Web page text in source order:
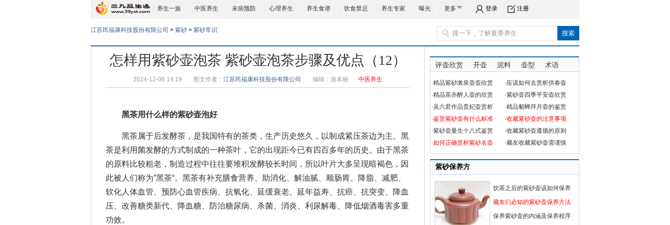
养生一族 中医养生 未病预防 心理养生 养生食谱 饮食禁忌 养生专家 曝光 更多 登录 注册
江苏民福康科技股份有限公司 > 紫砂 > 紫砂常识
怎样用紫砂壶泡茶 紫砂壶泡茶步骤及优点（12）
2024-12-06 14:19 图文作者： 江苏民福康科技股份有限公司 编辑： 游本丽 中医养生
黑茶用什么样的紫砂壶泡好
黑茶属于后发酵茶，是我国特有的茶类，生产历史悠久，以制成紧压茶边为主。黑
茶是利用菌发酵的方式制成的一种茶叶，它的出现距今已有四百多年的历史。由于黑茶
的原料比较粗老，制造过程中往往要堆积发酵较长时间，所以叶片大多呈现暗褐色，因
此被人们称为”黑茶“。黑茶有补充膳食营养、助消化、解油腻、顺肠胃、降脂、减肥、
软化人体血管、预防心血管疾病、抗氧化、延缓衰老、延年益寿、抗癌、抗突变、降血
压、改善糖类新代、降血糖、防治糖尿病、杀菌、消炎、利尿解毒、降低烟酒毒害多重
功效。
评壶欣赏 开壶 泥料 壶型 术语
·精品紫砂漱泉壶壶欣赏
·应该如何去赏析供春壶
·精品茶亦醉人壶的欣赏
·紫砂壶四季平安壶欣赏
·吴六君作品贵妃壶赏析
·精品貂蝉拜月壶的鉴赏
·鉴赏紫砂壶有什么标准
·收藏紫砂壶的注意事项
·紫砂壶曼生十八式鉴赏
·收藏紫砂壶遵循的原则
·如何正确赏析紫砂名壶
·藏友收藏紫砂壶需谨慎
紫砂保养方
饮茶之后的紫砂壶该如何保养
藏友们必知的紫砂壶保养方法
保养紫砂壶的内涵及保养程序